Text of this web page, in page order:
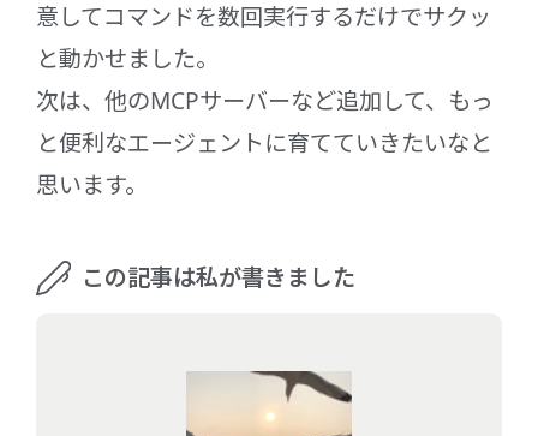
意してコマンドを数回実行するだけでサクッ
と動かせました。
次は、他のMCPサーバーなど追加して、もっ
と便利なエージェントに育てていきたいなと
思います。
この記事は私が書きました